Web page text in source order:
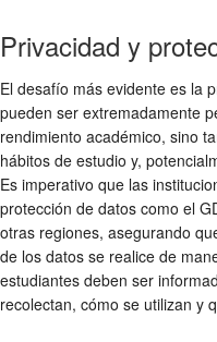
Privacidad y
El desafío más evidente es la
pueden ser extremadamente
rendimiento académico, sino
hábitos de estudio y,
Es imperativo que las
protección de datos como el
otras regiones, asegurando
de los datos se realice de
estudiantes deben ser
recolectan, cómo se utilizan y